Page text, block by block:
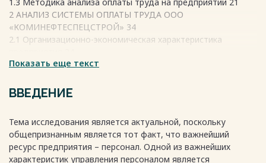
2 АНАЛИЗ СИСТЕМЫ ОПЛАТЫ ТРУДА ООО
«КОМИНЕФТЕСПЕЦСТРОЙ» 34
2.1 Организационно-экономическая характеристика
2.2 Оценка трудовых ресурсов ООО
2.3 Анализ системы оплаты труда на предприятии 48
2.4 Организация охраны труда, техники безопасности и
предприятии 53
3 ЭКОНОМИЧЕСКОЕ ОБОСНОВАНИЕ НЕОБХОДИМОСТИ
СОВЕРШЕНСТВОВАНИЯ СИСТЕМЫ ОПЛАТЫ ТРУДА В ООО
Показать еще текст
ВВЕДЕНИЕ
Тема исследования является актуальной, поскольку
общепризнанным является тот факт, что важнейший
ресурс предприятия – персонал. Одной из важнейших
характеристик управления персоналом является